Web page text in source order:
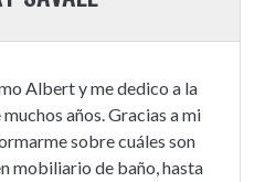
Albert y me dedico a la
años. Gracias a mi
sobre cuáles son
mobiliario de baño, hasta